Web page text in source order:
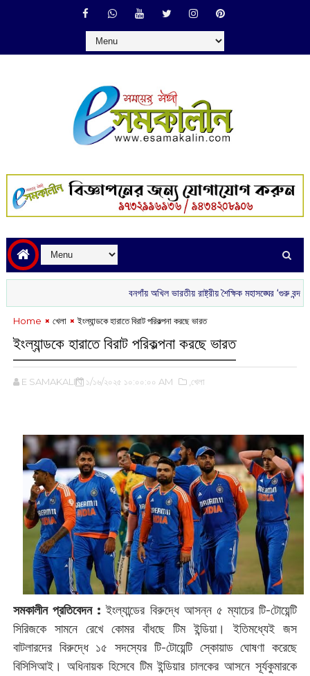
বনগাঁয় অখিল ভারতীয় রাষ্ট্রীয় শৈক্ষিক মহাসঙ্ঘের ‘গুরু বন্দন’ রাতে
Home খেলা ইংল্যান্ডকে হারাতে বিরাট পরিকল্পনা করছে ভারত
ইংল্যান্ডকে হারাতে বিরাট পরিকল্পনা করছে ভারত
E SAMAKALIN ১/১৬/২০২৫ ১০:০০:০০ AM ,খেলা
সমকালীন প্রতিবেদন : ইংল্যান্ডের বিরুদ্ধে আসন্ন ৫ ম্যাচের টি-টোয়েন্টি
সিরিজকে সামনে রেখে কোমর বাঁধছে টিম ইন্ডিয়া। ইতিমধ্যেই জস
বাটলারদের বিরুদ্ধে ১৫ সদস্যের টি-টোয়েন্টি স্কোয়াড ঘোষণা করেছে
বিসিসিআই। অধিনায়ক হিসেবে টিম ইন্ডিয়ার চালকের আসনে সূর্যকুমারকে